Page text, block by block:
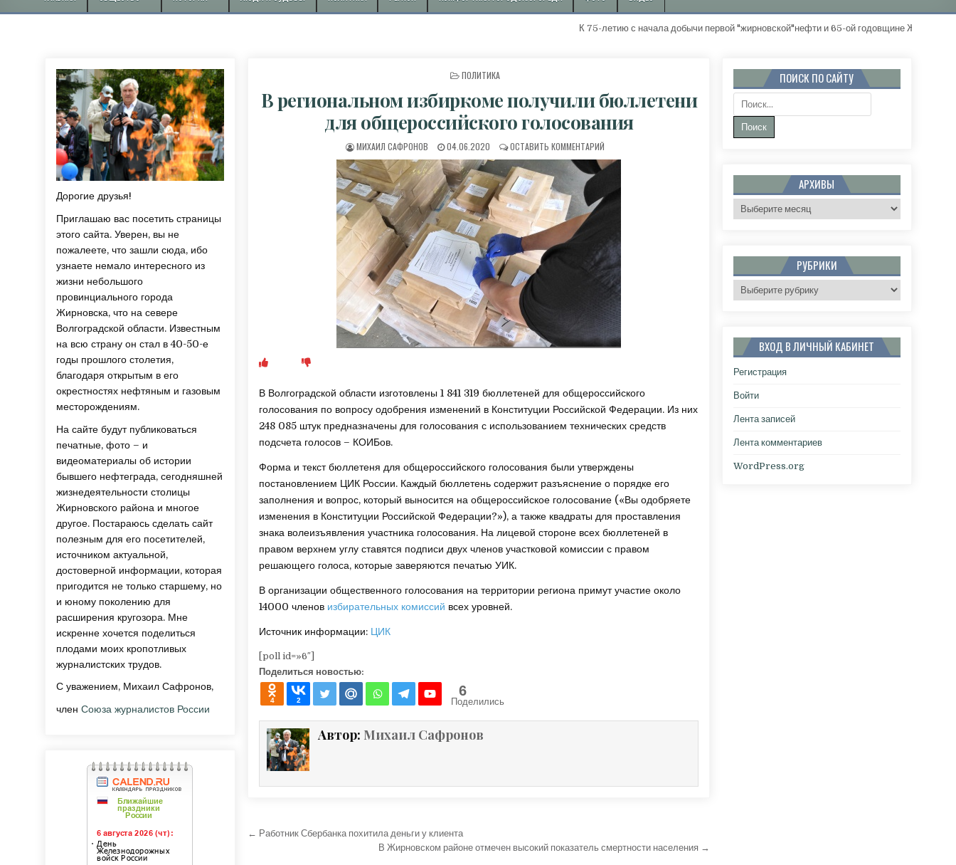
К 75-летию с начала добычи первой "жирновской"нефти и 65-ой годовщине
ОПУБЛИКОВАНО В
ПОЛИТИКА
В региональном избиркоме получили бюллетени
для общероссийского голосования
АВТОР:
МИХАИЛ САФРОНОВ ДАТА ПУБЛИКАЦИИ:
04.06.2020 ОСТАВИТЬ КОММЕНТАРИЙ
В Волгоградской области изготовлены 1 841 319 бюллетеней для общероссийского
голосования по вопросу одобрения изменений в Конституции Российской Федерации. Из них
248 085 штук предназначены для голосования с использованием технических средств
подсчета голосов – КОИБов.
Форма и текст бюллетеня для общероссийского голосования были утверждены
постановлением ЦИК России. Каждый бюллетень содержит разъяснение о порядке его
заполнения и вопрос, который выносится на общероссийское голосование («Вы одобряете
изменения в Конституции Российской Федерации?»), а также квадраты для проставления
знака волеизъявления участника голосования. На лицевой стороне всех бюллетеней в
правом верхнем углу ставятся подписи двух членов участковой комиссии с правом
решающего голоса, которые заверяются печатью УИК.
В организации общественного голосования на территории региона примут участие около
14000 членов избирательных комиссий всех уровней.
Источник информации: ЦИК
[poll id=»6″]
Поделиться новостью:
4 2
6
Поделились
Автор: Михаил Сафронов
Навигация по записям
← Работник Сбербанка похитила деньги у клиента
В Жирновском районе отмечен высокий показатель смертности населения →
Дорогие друзья!
Приглашаю вас посетить страницы
этого сайта. Уверен, вы не
пожалеете, что зашли сюда, ибо
узнаете немало интересного из
жизни небольшого
провинциального города
Жирновска, что на севере
Волгоградской области. Известным
на всю страну он стал в 40-50-е
годы прошлого столетия,
благодаря открытым в его
окрестностях нефтяным и газовым
месторождениям.
На сайте будут публиковаться
печатные, фото – и
видеоматериалы об истории
бывшего нефтеграда, сегодняшней
жизнедеятельности столицы
Жирновского района и многое
другое. Постараюсь сделать сайт
полезным для его посетителей,
источником актуальной,
достоверной информации, которая
пригодится не только старшему, но
и юному поколению для
расширения кругозора. Мне
искренне хочется поделиться
плодами моих кропотливых
журналистских трудов.
С уважением, Михаил Сафронов,
членСоюза журналистов России
ПОИСК ПО САЙТУ
Поиск:
АРХИВЫ
Архивы
РУБРИКИ
Рубрики
ВХОД В ЛИЧНЫЙ КАБИНЕТ
Регистрация
Войти
Лента записей
Лента комментариев
WordPress.org